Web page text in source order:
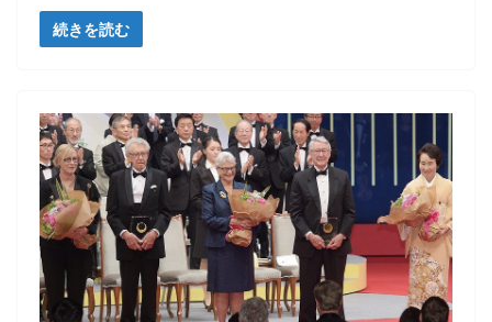
続きを読む